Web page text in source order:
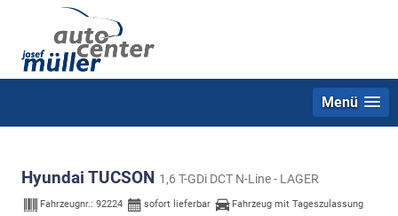
Menü
Hyundai TUCSON 1,6 T-GDi DCT N-Line - LAGER
Fahrzeugnr.: 92224 sofort lieferbar Fahrzeug mit Tageszulassung